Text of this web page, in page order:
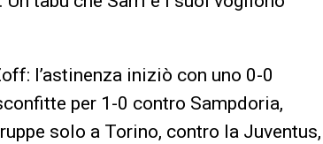
l’astinenza iniziò con uno 0-0
per 1-0 contro Sampdoria,
solo a Torino, contro la Juventus,